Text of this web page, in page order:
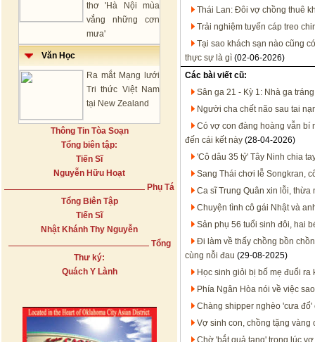
thơ 'Hà Nội mùa
vắng những cơn
mưa'
Văn Học
Ra mắt Mạng lưới
Tri thức Việt Nam
tại New Zealand
Thông Tin Tòa Soạn
Tổng biên tập:
Tiến Sĩ
Nguyễn Hữu Hoạt
Phụ Tá
Tổng Biên Tập
Tiến Sĩ
Nhật Khánh Thy Nguyễn
Tổng
Thư ký:
Quách Y Lành
Thái Lan: Đôi vợ chồng thuê
Trải nghiệm tuyến cáp treo
Tại sao khách sạn nào cũng
thực sự là gì (02-06-2026)
Các bài viết cũ:
Sân ga 21 - Kỳ 1: Nhà ga
Người cha chết não sau tai
Có vợ con đàng hoàng vẫn
đến cái kết này (28-04-2026)
'Cô dâu 35 tỷ' Tây Ninh chia
Sang Thái chơi lễ Songkran,
Ca sĩ Trung Quân xin lỗi, thừa
Chuyện tình cô gái Nhật và
Sản phụ 56 tuổi sinh đôi, hai
Đi làm về thấy chồng bồn
cùng nỗi đau (29-08-2025)
Học sinh giỏi bị bố mẹ đuổi
Phía Ngân Hòa nói về việc
Chàng shipper nghèo 'cưa
Vợ sinh con, chồng tặng vàng
Chờ 'bắt quả tang' trong lúc